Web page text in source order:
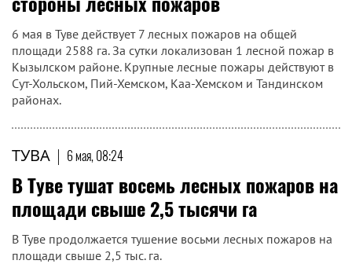
6 мая в Туве действует 7 лесных пожаров на общей
площади 2588 га. За сутки локализован 1 лесной пожар в
Кызылском районе. Крупные лесные пожары действуют в
Сут-Хольском, Пий-Хемском, Каа-Хемском и Тандинском
районах.
ТУВА | 6 мая, 08:24
В Туве тушат восемь лесных пожаров на
площади свыше 2,5 тысячи га
В Туве продолжается тушение восьми лесных пожаров на
площади свыше 2,5 тыс. га.